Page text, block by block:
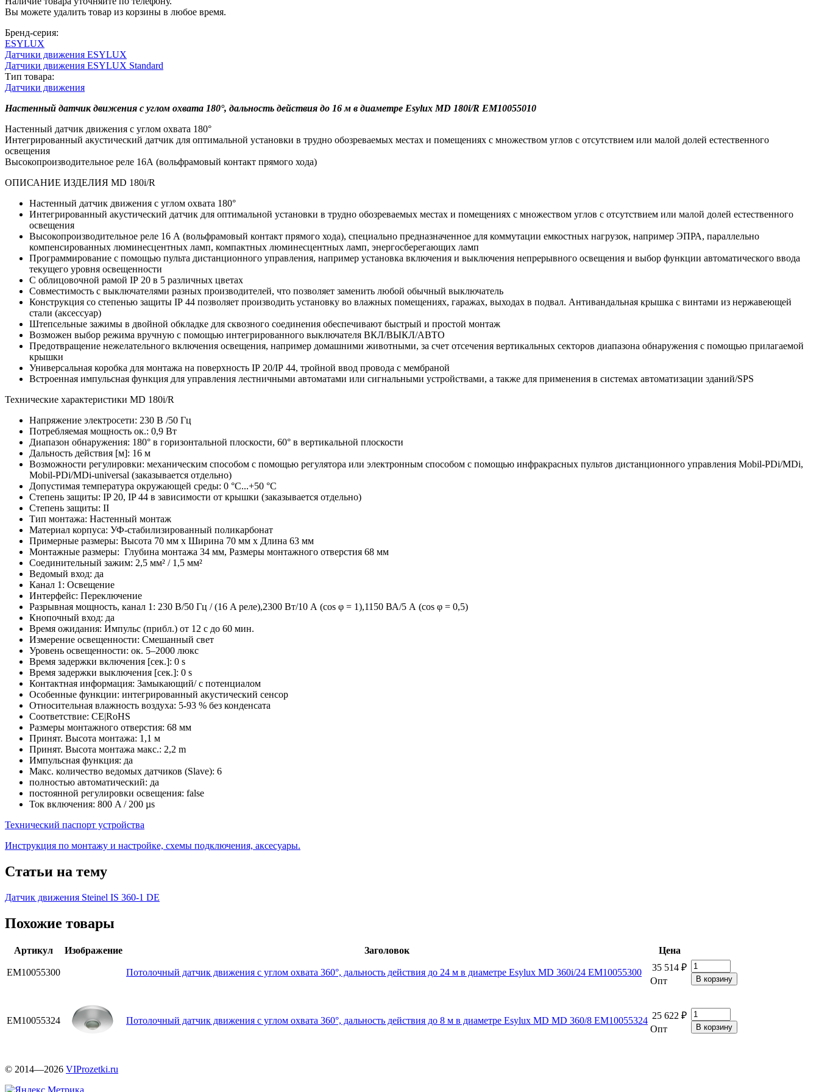
Вы можете удалить товар из корзины в любое время.
Бренд-серия:
ESYLUX
Датчики движения ESYLUX
Датчики движения ESYLUX Standard
Тип товара:
Датчики движения
Настенный датчик движения с углом охвата 180°, дальность действия до 16 м в диаметре Esylux MD 180i/R EM10055010
Настенный датчик движения с углом охвата 180°
Интегрированный акустический датчик для оптимальной установки в трудно обозреваемых местах и помещениях с множеством углов с отсутствием или малой долей естественного
освещения
Высокопроизводительное реле 16А (вольфрамовый контакт прямого хода)
ОПИСАНИЕ ИЗДЕЛИЯ MD 180i/R
Настенный датчик движения с углом охвата 180°
Интегрированный акустический датчик для оптимальной установки в трудно обозреваемых местах и помещениях с множеством углов с отсутствием или малой долей естественного
освещения
Высокопроизводительное реле 16 А (вольфрамовый контакт прямого хода), специально предназначенное для коммутации емкостных нагрузок, например ЭПРА, параллельно
компенсированных люминесцентных ламп, компактных люминесцентных ламп, энергосберегающих ламп
Программирование с помощью пульта дистанционного управления, например установка включения и выключения непрерывного освещения и выбор функции автоматического ввода
текущего уровня освещенности
С облицовочной рамой IP 20 в 5 различных цветах
Совместимость с выключателями разных производителей, что позволяет заменить любой обычный выключатель
Конструкция со степенью защиты IP 44 позволяет производить установку во влажных помещениях, гаражах, выходах в подвал. Антивандальная крышка с винтами из нержавеющей
стали (аксессуар)
Штепсельные зажимы в двойной обкладке для сквозного соединения обеспечивают быстрый и простой монтаж
Возможен выбор режима вручную с помощью интегрированного выключателя ВКЛ/ВЫКЛ/АВТО
Предотвращение нежелательного включения освещения, например домашними животными, за счет отсечения вертикальных секторов диапазона обнаружения с помощью прилагаемой
крышки
Универсальная коробка для монтажа на поверхность IP 20/IP 44, тройной ввод провода с мембраной
Встроенная импульсная функция для управления лестничными автоматами или сигнальными устройствами, а также для применения в системах автоматизации зданий/SPS
Технические характеристики MD 180i/R
Напряжение электросети: 230 В /50 Гц
Потребляемая мощность ок.: 0,9 Вт
Диапазон обнаружения: 180° в горизонтальной плоскости, 60° в вертикальной плоскости
Дальность действия [м]: 16 м
Возможности регулировки: механическим способом с помощью регулятора или электронным способом с помощью инфракрасных пультов дистанционного управления Mobil-PDi/MDi,
Mobil-PDi/MDi-universal (заказывается отдельно)
Допустимая температура окружающей среды: 0 °C...+50 °C
Степень защиты: IP 20, IP 44 в зависимости от крышки (заказывается отдельно)
Степень защиты: II
Тип монтажа: Настенный монтаж
Материал корпуса: УФ-стабилизированный поликарбонат
Примерные размеры: Высота 70 мм x Ширина 70 мм x Длина 63 мм
Монтажные размеры: Глубина монтажа 34 мм, Размеры монтажного отверстия 68 мм
Соединительный зажим: 2,5 мм² / 1,5 мм²
Ведомый вход: да
Канал 1: Освещение
Интерфейс: Переключение
Разрывная мощность, канал 1: 230 В/50 Гц / (16 A реле),2300 Вт/10 А (cos φ = 1),1150 ВА/5 А (cos φ = 0,5)
Кнопочный вход: да
Время ожидания: Импульс (прибл.) от 12 с до 60 мин.
Измерение освещенности: Смешанный свет
Уровень освещенности: ок. 5–2000 люкс
Время задержки включения [сек.]: 0 s
Время задержки выключения [сек.]: 0 s
Контактная информация: Замыкающий/ с потенциалом
Особенные функции: интегрированный акустический сенсор
Относительная влажность воздуха: 5-93 % без конденсата
Соответствие: CE|RoHS
Размеры монтажного отверстия: 68 мм
Принят. Высота монтажа: 1,1 м
Принят. Высота монтажа макс.: 2,2 m
Импульсная функция: да
Макс. количество ведомых датчиков (Slave): 6
полностью автоматический: да
постоянной регулировки освещения: false
Ток включения: 800 A / 200 µs
Технический паспорт устройства
Инструкция по монтажу и настройке, схемы подключения, аксесуары.
Статьи на тему
Датчик движения Steinel IS 360-1 DE
Похожие товары
Артикул Изображение Заголовок Цена
EM10055300 Потолочный датчик движения с углом охвата 360°, дальность действия до 24 м в диаметре Esylux MD 360i/24 EM10055300
35 514 ₽
Опт
EM10055324 Потолочный датчик движения с углом охвата 360°, дальность действия до 8 м в диаметре Esylux MD MD 360/8 EM10055324 25 622 ₽
Опт
© 2014—2026 VIProzetki.ru